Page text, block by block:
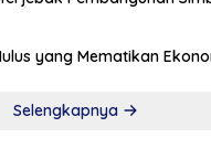
yang Mematikan
Selengkapnya